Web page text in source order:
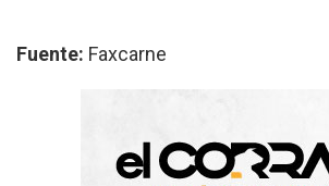
Fuente: Faxcarne